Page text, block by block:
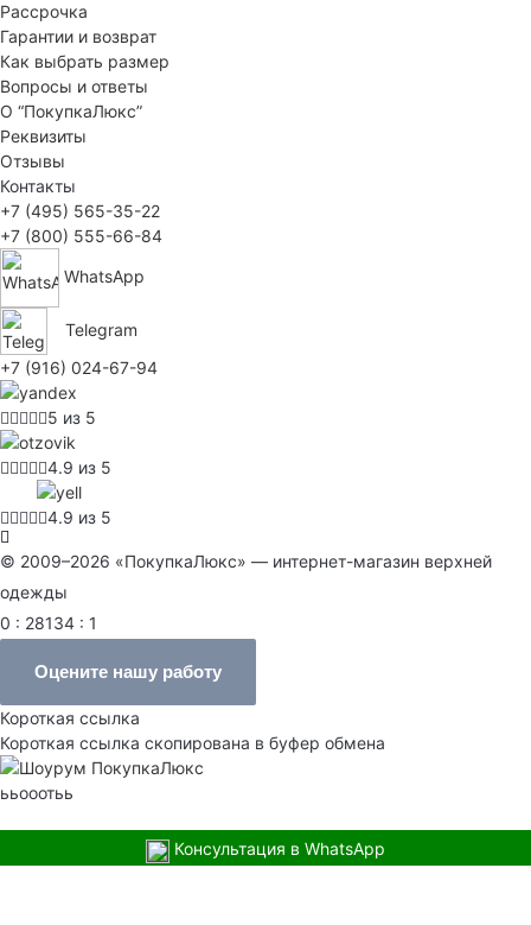
Рассрочка
Гарантии и возврат
Как выбрать размер
Вопросы и ответы
О “ПокупкаЛюкс”
Реквизиты
Отзывы
Контакты
+7 (495) 565-35-22
+7 (800) 555-66-84
WhatsApp
Telegram
+7 (916) 024-67-94
5 из 5
4.9 из 5
4.9 из 5
© 2009–2026 «ПокупкаЛюкс» — интернет-магазин верхней
одежды
0 : 28134 : 1
Оцените нашу работу
Короткая ссылка
Короткая ссылка скопирована в буфер обмена
ььооотьь
Консультация в WhatsApp